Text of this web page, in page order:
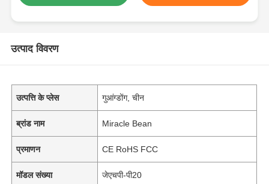
उत्पाद विवरण
उत्पत्ति के प्लेस गुआंग्डोंग, चीन
ब्रांड नाम Miracle Bean
प्रमाणन CE RoHS FCC
मॉडल संख्या जेएचपी-पी20